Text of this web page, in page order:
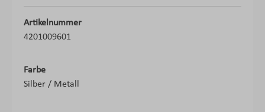
Artikelnummer
4201009601
Farbe
Silber / Metall